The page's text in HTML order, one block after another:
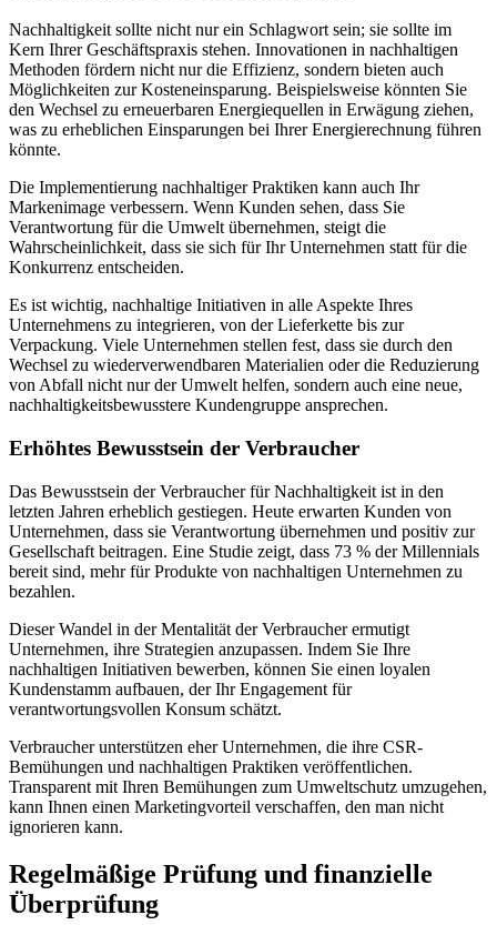
Nachhaltigkeit sollte nicht nur ein Schlagwort sein; sie sollte im
Kern Ihrer Geschäftspraxis stehen. Innovationen in nachhaltigen
Methoden fördern nicht nur die Effizienz, sondern bieten auch
Möglichkeiten zur Kosteneinsparung. Beispielsweise könnten Sie
den Wechsel zu erneuerbaren Energiequellen in Erwägung ziehen,
was zu erheblichen Einsparungen bei Ihrer Energierechnung führen
könnte.
Die Implementierung nachhaltiger Praktiken kann auch Ihr
Markenimage verbessern. Wenn Kunden sehen, dass Sie
Verantwortung für die Umwelt übernehmen, steigt die
Wahrscheinlichkeit, dass sie sich für Ihr Unternehmen statt für die
Konkurrenz entscheiden.
Es ist wichtig, nachhaltige Initiativen in alle Aspekte Ihres
Unternehmens zu integrieren, von der Lieferkette bis zur
Verpackung. Viele Unternehmen stellen fest, dass sie durch den
Wechsel zu wiederverwendbaren Materialien oder die Reduzierung
von Abfall nicht nur der Umwelt helfen, sondern auch eine neue,
nachhaltigkeitsbewusstere Kundengruppe ansprechen.
Erhöhtes Bewusstsein der Verbraucher
Das Bewusstsein der Verbraucher für Nachhaltigkeit ist in den
letzten Jahren erheblich gestiegen. Heute erwarten Kunden von
Unternehmen, dass sie Verantwortung übernehmen und positiv zur
Gesellschaft beitragen. Eine Studie zeigt, dass 73 % der Millennials
bereit sind, mehr für Produkte von nachhaltigen Unternehmen zu
bezahlen.
Dieser Wandel in der Mentalität der Verbraucher ermutigt
Unternehmen, ihre Strategien anzupassen. Indem Sie Ihre
nachhaltigen Initiativen bewerben, können Sie einen loyalen
Kundenstamm aufbauen, der Ihr Engagement für
verantwortungsvollen Konsum schätzt.
Verbraucher unterstützen eher Unternehmen, die ihre CSR-
Bemühungen und nachhaltigen Praktiken veröffentlichen.
Transparent mit Ihren Bemühungen zum Umweltschutz umzugehen,
kann Ihnen einen Marketingvorteil verschaffen, den man nicht
ignorieren kann.
Regelmäßige Prüfung und finanzielle
Überprüfung